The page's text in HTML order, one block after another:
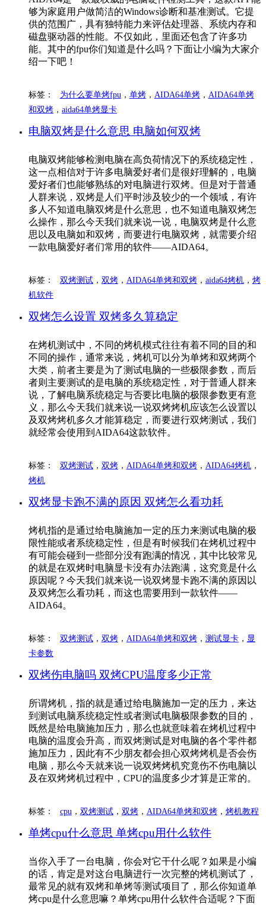
够为家庭用户做简洁的Windows诊断和基准测试。它提
供的范围广，具有独特能力来评估处理器、系统内存和
磁盘驱动器的性能。不仅如此，里面还包含了许多功
能。其中的fpu你们知道是什么吗？下面让小编为大家介
绍一下吧！
标签： 为什么要单烤fpu ， 单烤， AIDA64单烤， AIDA64单烤
和双烤 ， aida64单烤显卡
电脑双烤是什么意思 电脑如何双烤
电脑双烤能够检测电脑在高负荷情况下的系统稳定性，
这一点相信对于许多电脑爱好者们是很好理解的，电脑
爱好者们也能够熟练的对电脑进行双烤。但是对于普通
人群来说，双烤是人们平时涉及较少的一个领域，有许
多人不知道电脑双烤是什么意思，也不知道电脑双烤怎
么操作，那么今天我们就来说一说，电脑双烤是什么意
思以及电脑如和双烤，而要进行电脑双烤，就需要介绍
一款电脑爱好者们常用的软件——AIDA64。
标签： 双烤测试， 双烤， AIDA64单烤和双烤， aida64烤机， 烤
机软件
双烤怎么设置 双烤多久算稳定
在烤机测试中，不同的烤机模式往往有着不同的目的和
不同的操作，通常来说，烤机可以分为单烤和双烤两个
大类，前者主要是为了测试电脑的一些极限参数，而后
者则主要测试的是电脑的系统稳定性，对于普通人群来
说，了解电脑系统稳定与否要比电脑的极限参数更有意
义，那么今天我们就来说一说双烤烤机应该怎么设置以
及双烤烤机多久才能算稳定，而要进行双烤测试，我们
就经常会使用到AIDA64这款软件。
标签： 双烤测试， 双烤， AIDA64单烤和双烤， AIDA64烤机，
烤机
双烤显卡跑不满的原因 双烤怎么看功耗
烤机指的是通过给电脑施加一定的压力来测试电脑的极
限性能或者系统稳定性，但是有时候我们在烤机过程中
有可能会碰到一些部分没有跑满的情况，其中比较常见
的就是在双烤时电脑显卡没有办法跑满，这究竟是什么
原因呢？今天我们就来说一说双烤显卡跑不满的原因以
及双烤怎么看功耗，而这也需要用到一款软件——
AIDA64。
标签： 双烤测试， 双烤， AIDA64单烤和双烤， 测试显卡， 显
卡参数
双烤伤电脑吗 双烤CPU温度多少正常
所谓烤机，指的就是通过给电脑施加一定的压力，来达
到测试电脑系统稳定性或者测试电脑极限参数的目的，
既然是给电脑施加压力，那么也就意味着在烤机过程中
电脑的温度会升高，而双烤测试是对电脑的各个零件都
施加压力，因此有不少朋友都会担心双烤烤机是否会伤
电脑，那么今天就来说一说双烤烤机究竟伤不伤电脑以
及在双烤烤机过程中，CPU的温度多少才算是正常的。
标签： cpu， 双烤测试， 双烤， AIDA64单烤和双烤， 烤机教程
单烤cpu什么意思 单烤cpu用什么软件
当你入手了一台电脑，你会对它干什么呢？如果是小编
的话，肯定是对这台电脑进行一次完整的烤机测试了，
最常见的就有双烤和单烤等测试项目了，那么你知道单
烤cpu是什么意思嘛？单烤cpu用什么软件合适呢？下面